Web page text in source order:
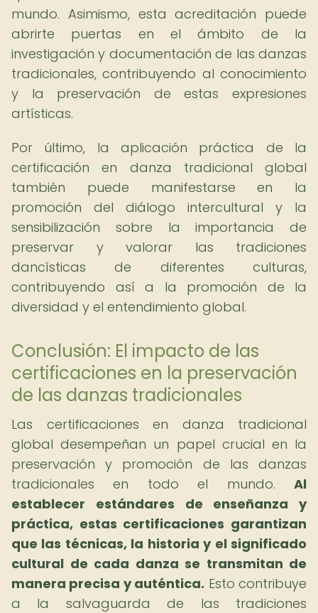
mundo. Asimismo, esta acreditación puede
abrirte puertas en el ámbito de la
investigación y documentación de las danzas
tradicionales, contribuyendo al conocimiento
y la preservación de estas expresiones
artísticas.
Por último, la aplicación práctica de la
certificación en danza tradicional global
también puede manifestarse en la
promoción del diálogo intercultural y la
sensibilización sobre la importancia de
preservar y valorar las tradiciones
dancísticas de diferentes culturas,
contribuyendo así a la promoción de la
diversidad y el entendimiento global.
Conclusión: El impacto de las
certificaciones en la preservación
de las danzas tradicionales
Las certificaciones en danza tradicional
global desempeñan un papel crucial en la
preservación y promoción de las danzas
tradicionales en todo el mundo. Al
establecer estándares de enseñanza y
práctica, estas certificaciones garantizan
que las técnicas, la historia y el significado
cultural de cada danza se transmitan de
manera precisa y auténtica. Esto contribuye
a la salvaguarda de las tradiciones